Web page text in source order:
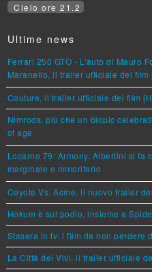
Cielo ore 21.2
Ultime news
Ferrari 250 GTO - L'auto di Mauro
Maranello, il trailer ufficiale del film
Couture, il trailer ufficiale del film
Nimrods, più che un biopic
of age
Locarno 79: Armony, Albertini si fa
marginale e minoritario
Coyote Vs. Acme, il nuovo trailer
Hokum è sul podio, insieme a
Stasera in tv: i film da non perdere
La Città dei Vivi, il trailer ufficiale